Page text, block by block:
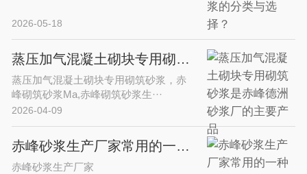
2026-05-18
蒸压加气混凝土砌块专用砌筑砂浆是赤峰德洲砂浆厂的主要产品
蒸压加气混凝土砌块专用砌筑砂浆，赤
峰砌筑砂浆Ma,赤峰砌筑砂浆生···
2026-04-09
赤峰砂浆生产厂家常用的一种提高水泥砂浆早期强度的常用添加剂-甲酸钙
赤峰砂浆生产厂家